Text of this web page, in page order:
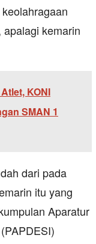
kemarin
KONI
SMAN 1
dari pada
itu yang
Aparatur